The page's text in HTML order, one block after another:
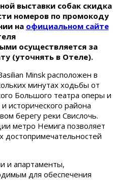
выставки собак скидка
номеров по промокоду
на официальном сайте
осуществляется за
(уточнять в Отеле).
Minsk расположен в
минутах ходьбы от
Большого театра оперы и
исторического района
берегу реки Свислочь.
метро Немига позволяет
достопримечательностей
и апартаменты,
для обеспечения